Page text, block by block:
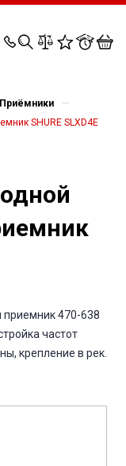
0 0 0 0
Приёмники —
SHURE SLXD4E
470-638
частот
крепление в рек.